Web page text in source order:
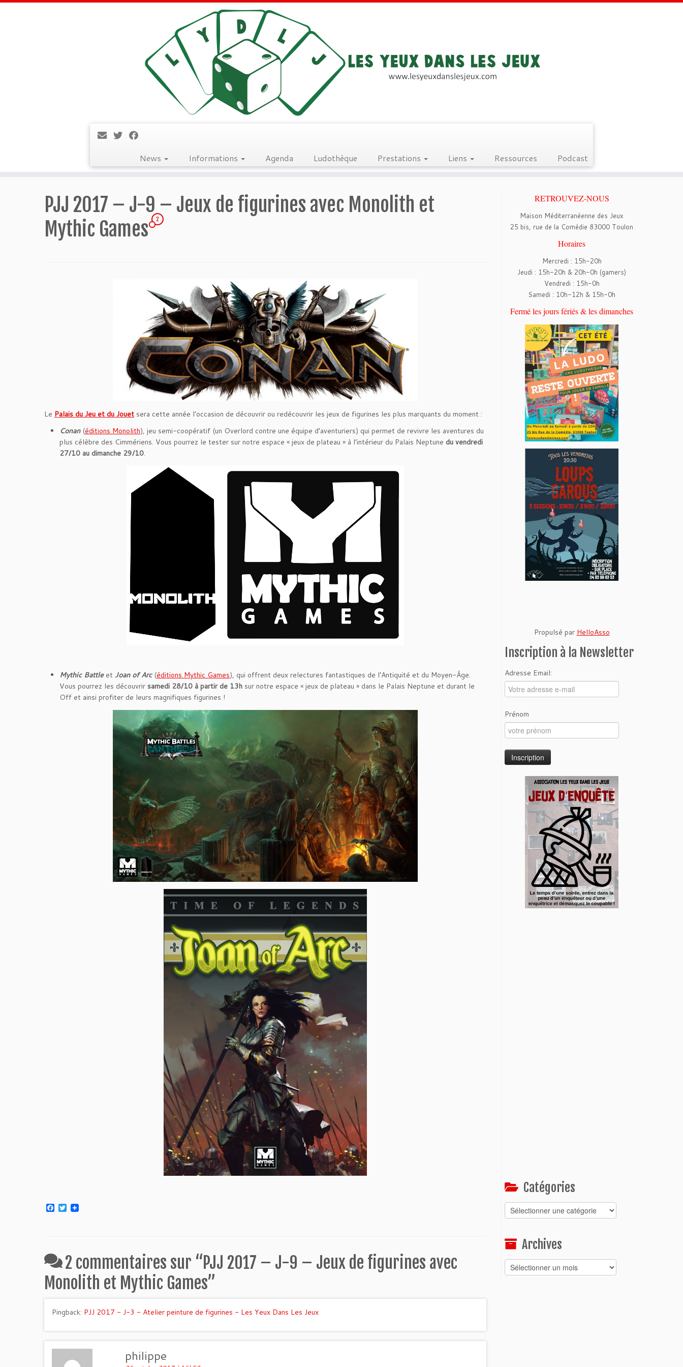
News Informations Agenda Ludothèque Prestations Liens Ressources Podcast
PJJ 2017 – J-9 – Jeux de figurines avec Monolith et
Mythic Games 2
Le Palais du Jeu et du Jouet sera cette année l’occasion de découvrir ou redécouvrir les jeux de figurines les plus marquants du moment :
Conan(éditions Monolith), jeu semi-coopératif (un Overlord contre une équipe d’aventuriers) qui permet de revivre les aventures du
plus célèbre des Cimmériens. Vous pourrez le tester sur notre espace « jeux de plateau » à l’intérieur du Palais Neptune du vendredi
27/10 au dimanche 29/10.
Mythic Battleet Joan of Arc(éditions Mythic Games), qui offrent deux relectures fantastiques de l’Antiquité et du Moyen-Âge.
Vous pourrez les découvrir samedi 28/10 à partir de 13h sur notre espace « jeux de plateau » dans le Palais Neptune et durant le
Off et ainsi profiter de leurs magnifiques figurines !
F
o
k
T
w
r
2 commentaires sur “PJJ 2017 – J-9 – Jeux de figurines avec
Monolith et Mythic Games”
Pingback: PJJ 2017 - J-3 - Atelier peinture de figurines - Les Yeux Dans Les Jeux
philippe
RETROUVEZ-NOUS
Maison Méditerranéenne des Jeux
25 bis, rue de la Comédie 83000 Toulon
Horaires
Mercredi : 15h-20h
Jeudi : 15h-20h & 20h-0h (gamers)
Vendredi : 15h-0h
Samedi : 10h-12h & 15h-0h
Fermé les jours fériés & les dimanches
Propulsé par HelloAsso
Inscription à la Newsletter
Adresse Email:
Prénom
Catégories
Catégories
Archives
Archives